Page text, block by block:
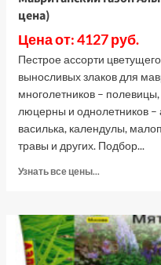
цена)
Цена от: 4127 руб.
Пестрое ассорти
выносливых злаков для
многолетников –
люцерны и однолетников
василька, календулы,
травы и других. Подбор...
Узнать все цены...
газон
Альпийский
луг,